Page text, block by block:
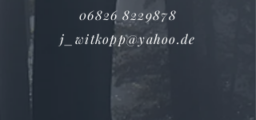
06826 8229878
j_witkopp@yahoo.de